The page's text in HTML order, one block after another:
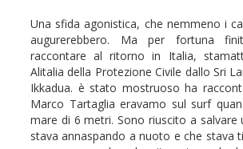
Una sfida agonistica, che nemmeno i
augurerebbero. Ma per fortuna
raccontare al ritorno in Italia,
Alitalia della Protezione Civile dallo Sri
Ikkadua. è stato mostruoso ha
Marco Tartaglia eravamo sul surf
mare di 6 metri. Sono riuscito a salvare
stava annaspando a nuoto e che stava